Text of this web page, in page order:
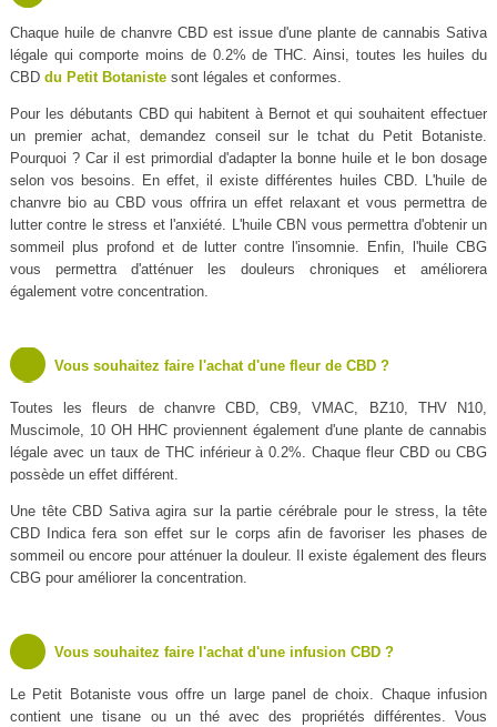
Chaque huile de chanvre CBD est issue d'une plante de cannabis Sativa
légale qui comporte moins de 0.2% de THC. Ainsi, toutes les huiles du
CBD du Petit Botanistesont légales et conformes.
Pour les débutants CBD qui habitent à Bernot et qui souhaitent effectuer
un premier achat, demandez conseil sur le tchat du Petit Botaniste.
Pourquoi ? Car il est primordial d'adapter la bonne huile et le bon dosage
selon vos besoins. En effet, il existe différentes huiles CBD. L'huile de
chanvre bio au CBD vous offrira un effet relaxant et vous permettra de
lutter contre le stress et l'anxiété. L'huile CBN vous permettra d'obtenir un
sommeil plus profond et de lutter contre l'insomnie. Enfin, l'huile CBG
vous permettra d'atténuer les douleurs chroniques et améliorera
également votre concentration.
Vous souhaitez faire l'achat d'une fleur de CBD ?
Toutes les fleurs de chanvre CBD, CB9, VMAC, BZ10, THV N10,
Muscimole, 10 OH HHC proviennent également d'une plante de cannabis
légale avec un taux de THC inférieur à 0.2%. Chaque fleur CBD ou CBG
possède un effet différent.
Une tête CBD Sativa agira sur la partie cérébrale pour le stress, la tête
CBD Indica fera son effet sur le corps afin de favoriser les phases de
sommeil ou encore pour atténuer la douleur. Il existe également des fleurs
CBG pour améliorer la concentration.
Vous souhaitez faire l'achat d'une infusion CBD ?
Le Petit Botaniste vous offre un large panel de choix. Chaque infusion
contient une tisane ou un thé avec des propriétés différentes. Vous